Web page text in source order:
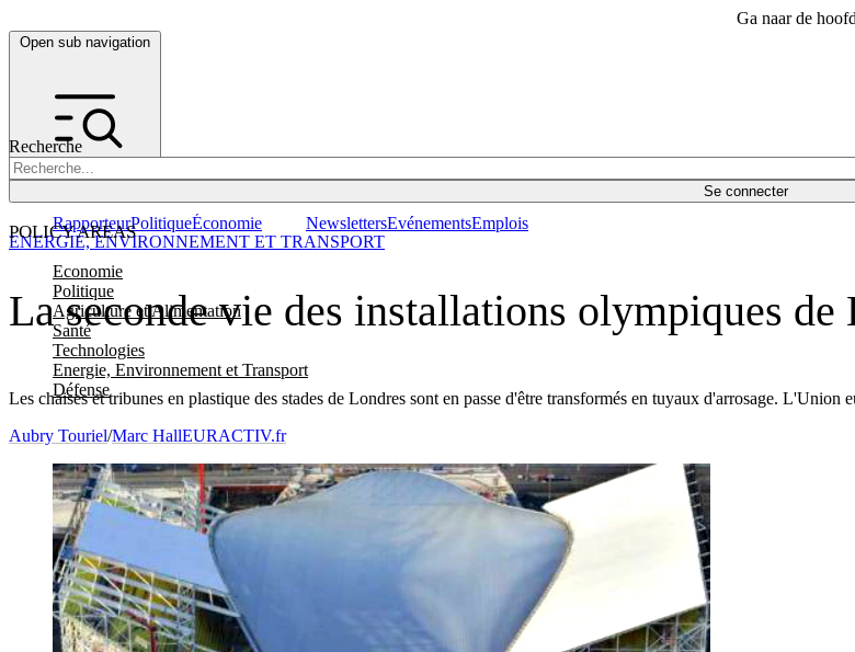
Ga naar de
Open sub navigation
Recherche
Se connecter
POLICY AREAS
Economie
Politique
Agriculture et Alimentation
Santé
Technologies
Energie, Environnement et Transport
Défense
RapporteurPolitiqueÉconomie NewslettersEvénementsEmplois
La seconde vie des installations olympiques de
Les chaises et tribunes en plastique des stades de Londres sont en passe d'être transformés en tuyaux d'arrosage. L'Union
ENERGIE, ENVIRONNEMENT ET TRANSPORT
Aubry Touriel/Marc HallEURACTIV.fr